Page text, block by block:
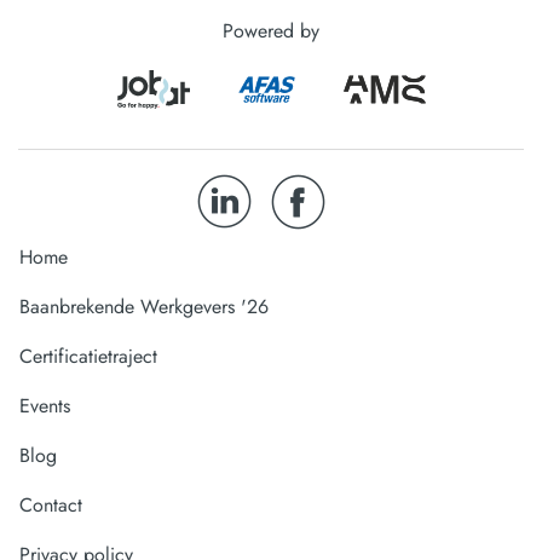
Powered by
Home
Baanbrekende Werkgevers '26
Certificatietraject
Events
Blog
Contact